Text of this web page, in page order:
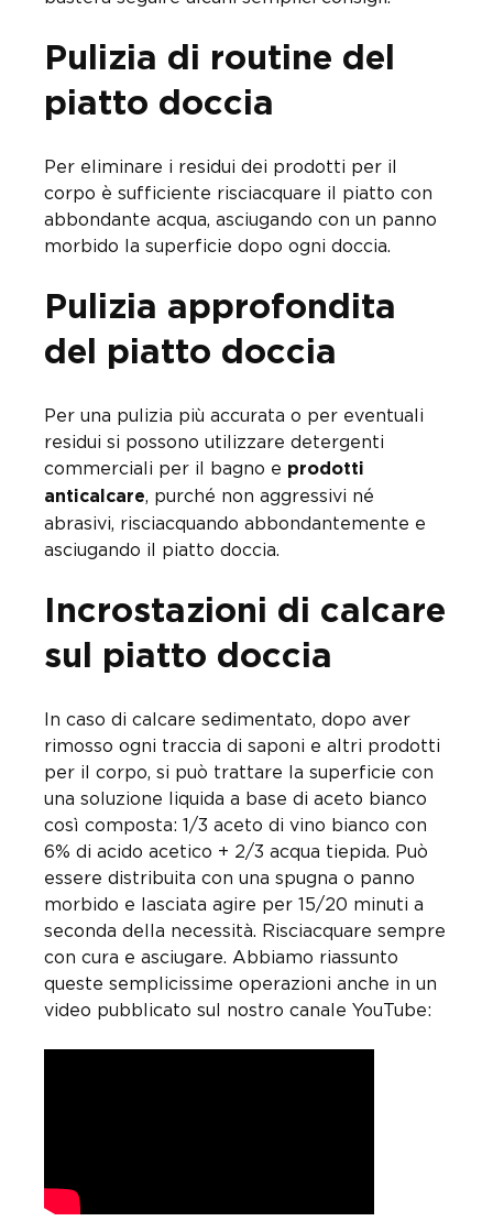
Pulizia di routine del
piatto doccia
Per eliminare i residui dei prodotti per il
corpo è sufficiente risciacquare il piatto con
abbondante acqua, asciugando con un panno
morbido la superficie dopo ogni doccia.
Pulizia approfondita
del piatto doccia
Per una pulizia più accurata o per eventuali
residui si possono utilizzare detergenti
commerciali per il bagno e prodotti
anticalcare, purché non aggressivi né
abrasivi, risciacquando abbondantemente e
asciugando il piatto doccia.
Incrostazioni di calcare
sul piatto doccia
In caso di calcare sedimentato, dopo aver
rimosso ogni traccia di saponi e altri prodotti
per il corpo, si può trattare la superficie con
una soluzione liquida a base di aceto bianco
così composta: 1/3 aceto di vino bianco con
6% di acido acetico + 2/3 acqua tiepida. Può
essere distribuita con una spugna o panno
morbido e lasciata agire per 15/20 minuti a
seconda della necessità. Risciacquare sempre
con cura e asciugare. Abbiamo riassunto
queste semplicissime operazioni anche in un
video pubblicato sul nostro canale YouTube: